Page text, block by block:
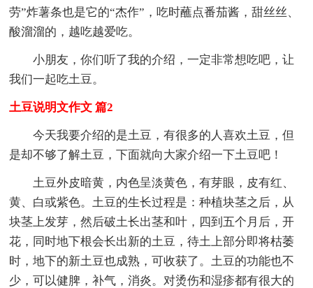
劳”炸薯条也是它的“杰作”，吃时蘸点番茄酱，甜丝丝、
酸溜溜的，越吃越爱吃。
小朋友，你们听了我的介绍，一定非常想吃吧，让
我们一起吃土豆。
土豆说明文作文 篇2
今天我要介绍的是土豆，有很多的人喜欢土豆，但
是却不够了解土豆，下面就向大家介绍一下土豆吧！
土豆外皮暗黄，内色呈淡黄色，有芽眼，皮有红、
黄、白或紫色。土豆的生长过程是：种植块茎之后，从
块茎上发芽，然后破土长出茎和叶，四到五个月后，开
花，同时地下根会长出新的土豆，待土上部分即将枯萎
时，地下的新土豆也成熟，可收获了。土豆的功能也不
少，可以健脾，补气，消炎。对烫伤和湿疹都有很大的